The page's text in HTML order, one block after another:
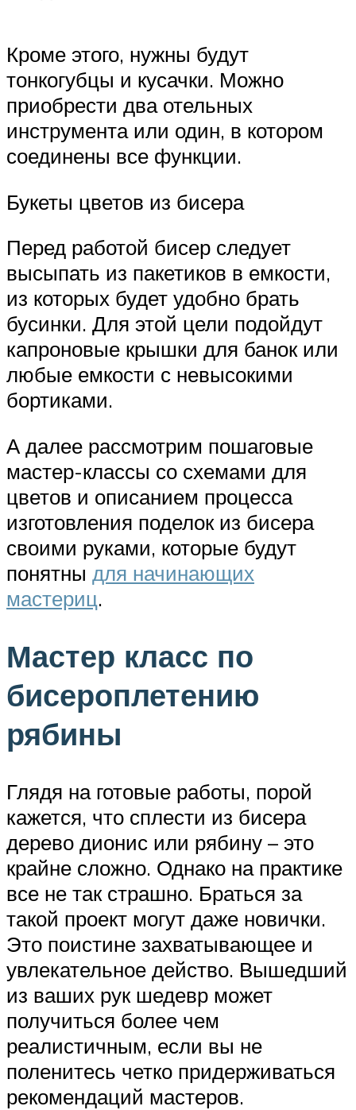
Кроме этого, нужны будут
тонкогубцы и кусачки. Можно
приобрести два отельных
инструмента или один, в котором
соединены все функции.
Букеты цветов из бисера
Перед работой бисер следует
высыпать из пакетиков в емкости,
из которых будет удобно брать
бусинки. Для этой цели подойдут
капроновые крышки для банок или
любые емкости с невысокими
бортиками.
А далее рассмотрим пошаговые
мастер-классы со схемами для
цветов и описанием процесса
изготовления поделок из бисера
своими руками, которые будут
понятны для начинающих
мастериц.
Мастер класс по
бисероплетению
рябины
Глядя на готовые работы, порой
кажется, что сплести из бисера
дерево дионис или рябину – это
крайне сложно. Однако на практике
все не так страшно. Браться за
такой проект могут даже новички.
Это поистине захватывающее и
увлекательное действо. Вышедший
из ваших рук шедевр может
получиться более чем
реалистичным, если вы не
поленитесь четко придерживаться
рекомендаций мастеров.